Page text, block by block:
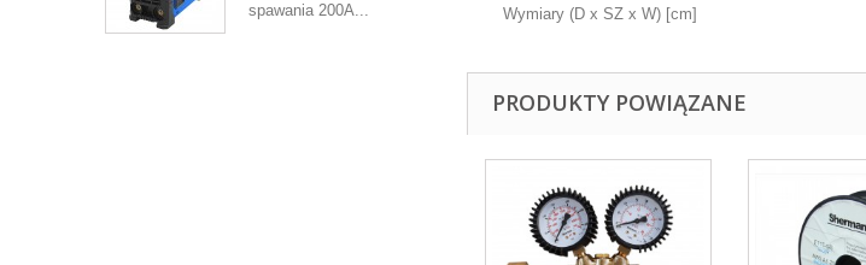
spawania 200A...
Wymiary (D x SZ x W) [cm]
PRODUKTY POWIĄZANE